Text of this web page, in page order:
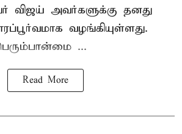
விஜய் அவர்களுக்கு தனது
வழங்கியுள்ளது.
...
Read More